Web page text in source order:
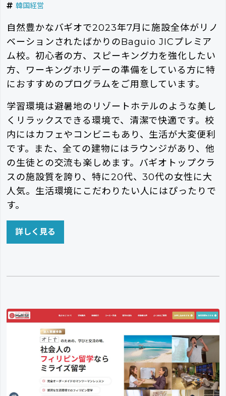
韓国経営
自然豊かなバギオで2023年7月に施設全体がリノ
ベーションされたばかりのBaguio JICプレミア
ム校。初心者の方、スピーキング力を強化したい
方、ワーキングホリデーの準備をしている方に特
におすすめのプログラムをご用意しています。
学習環境は避暑地のリゾートホテルのような美し
くリラックスできる環境で、清潔で快適です。校
内にはカフェやコンビニもあり、生活が大変便利
です。また、全ての建物にはラウンジがあり、他
の生徒との交流も楽しめます。バギオトップクラ
スの施設質を誇り、特に20代、30代の女性に大
人気。生活環境にこだわりたい人にはぴったりで
す。
詳しく見る